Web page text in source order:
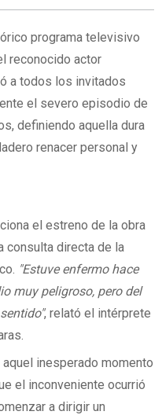
programa televisivo
reconocido actor
a todos los invitados
el severo episodio de
definiendo aquella dura
renacer personal y
el estreno de la obra
consulta directa de la
"Estuve enfermo hace
muy peligroso, pero del
, relató el intérprete
inesperado momento
el inconveniente ocurrió
a dirigir un